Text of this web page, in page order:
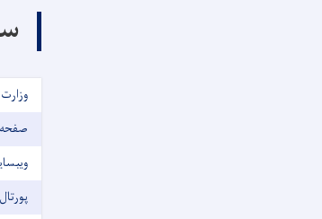
پورتال SWAYAM افغانستان